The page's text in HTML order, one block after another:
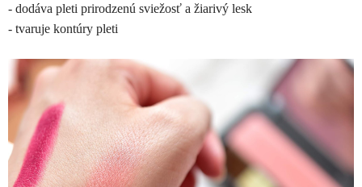
- dodáva pleti prirodzenú sviežosť a žiarivý lesk
- tvaruje kontúry pleti